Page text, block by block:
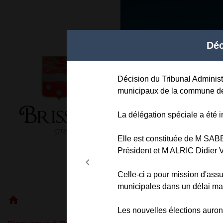
home
Décision du Tribunal
municipaux de la commune
La délégation spéciale a été
Elle est constituée de M
Président et M ALRIC Didier
Celle-ci a pour mission
municipales dans un délai
Les nouvelles élections
chevron_leftPrevious